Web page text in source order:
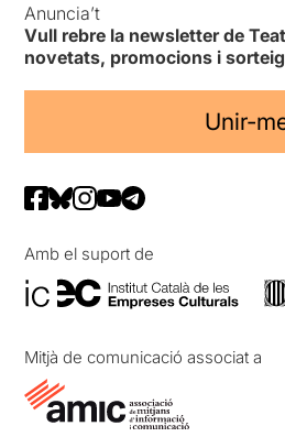
Anuncia’t
Vull rebre la newsletter de
novetats, promocions i
Unir-
Amb el suport de
Mitjà de comunicació associat a